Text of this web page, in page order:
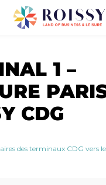
1 –
CDG
des terminaux CDG vers